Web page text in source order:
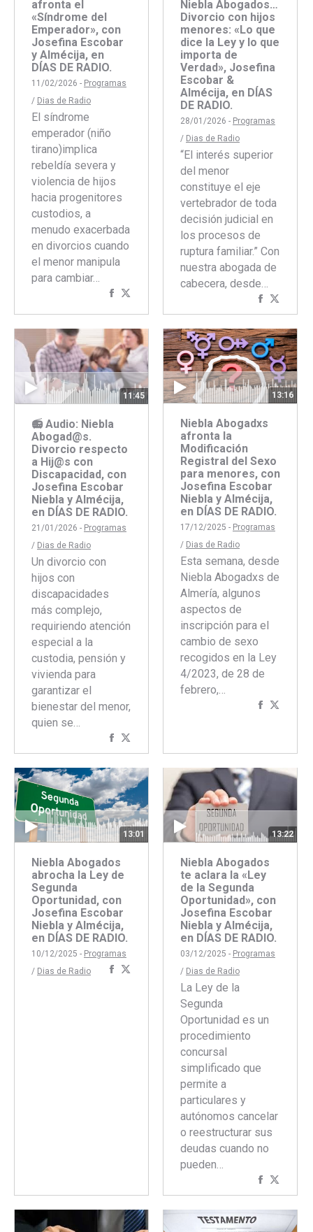
afronta el
«Síndrome del
Emperador», con
Josefina Escobar
y Almécija, en
DÍAS DE RADIO.
11/02/2026 - Programas
/ Dias de Radio
El síndrome
emperador (niño
tirano)implica
rebeldía severa y
violencia de hijos
hacia progenitores
custodios, a
menudo exacerbada
en divorcios cuando
el menor manipula
para cambiar…
Compartir
Facebook
Twitter
Niebla Abogados…
Divorcio con hijos
menores: «Lo que
dice la Ley y lo que
importa de
Verdad», Josefina
Escobar &
Almécija, en DÍAS
DE RADIO.
28/01/2026 - Programas
/ Dias de Radio
“El interés superior
del menor
constituye el eje
vertebrador de toda
decisión judicial en
los procesos de
ruptura familiar.” Con
nuestra abogada de
cabecera, desde…
Compartir
concon
11:45
📻 Audio: Niebla
Abogad@s.
Divorcio respecto
a Hij@s con
Discapacidad, con
Josefina Escobar
Niebla y Almécija,
en DÍAS DE RADIO.
21/01/2026 - Programas
/ Dias de Radio
Un divorcio con
hijos con
discapacidades
más complejo,
requiriendo atención
especial a la
custodia, pensión y
vivienda para
garantizar el
bienestar del menor,
quien se…
Compartir
con
Facebook
con
Twitter
13:16
Niebla Abogadxs
afronta la
Modificación
Registral del Sexo
para menores, con
Josefina Escobar
Niebla y Almécija,
en DÍAS DE RADIO.
17/12/2025 - Programas
/ Dias de Radio
Esta semana, desde
Niebla Abogadxs de
Almería, algunos
aspectos de
inscripción para el
cambio de sexo
recogidos en la Ley
4/2023, de 28 de
febrero,…
Compartir
13:01
Niebla Abogados
abrocha la Ley de
Segunda
Oportunidad, con
Josefina Escobar
Niebla y Almécija,
en DÍAS DE RADIO.
10/12/2025 - Programas
/ Dias de Radio
Compartir
13:22
Niebla Abogados
te aclara la «Ley
de la Segunda
Oportunidad», con
Josefina Escobar
Niebla y Almécija,
en DÍAS DE RADIO.
03/12/2025 - Programas
/ Dias de Radio
La Ley de la
Segunda
Oportunidad es un
procedimiento
concursal
simplificado que
permite a
particulares y
autónomos cancelar
o reestructurar sus
deudas cuando no
pueden…
Compartir
concon